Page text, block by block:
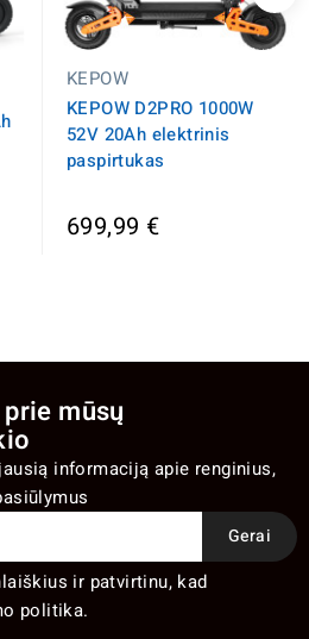
KEPOW
KEPOW D2PRO 1000W
52V 20Ah elektrinis
paspirtukas
699,99 €
mūsų
informaciją apie renginius,
ir patvirtinu, kad
politika.